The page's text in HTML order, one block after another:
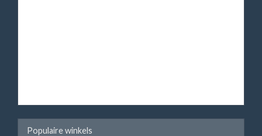
Populaire winkels